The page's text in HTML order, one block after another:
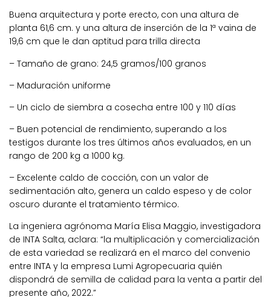
Buena arquitectura y porte erecto, con una altura de
planta 61,6 cm. y una altura de inserción de la 1ª vaina de
19,6 cm que le dan aptitud para trilla directa
– Tamaño de grano: 24,5 gramos/100 granos
– Maduración uniforme
– Un ciclo de siembra a cosecha entre 100 y 110 días
– Buen potencial de rendimiento, superando a los
testigos durante los tres últimos años evaluados, en un
rango de 200 kg a 1000 kg.
– Excelente caldo de cocción, con un valor de
sedimentación alto, genera un caldo espeso y de color
oscuro durante el tratamiento térmico.
La ingeniera agrónoma María Elisa Maggio, investigadora
de INTA Salta, aclara: “la multiplicación y comercialización
de esta variedad se realizará en el marco del convenio
entre INTA y la empresa Lumi Agropecuaria quién
dispondrá de semilla de calidad para la venta a partir del
presente año, 2022.”